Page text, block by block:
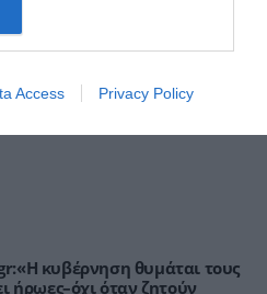
Access Privacy Policy
κυβέρνηση θυμάται τους
ήρωες–όχι όταν ζητούν